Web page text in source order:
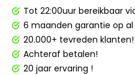
Tot 22:00uur bereikbaar
6 maanden garantie op al
20.000+ tevreden klanten!
Achteraf betalen!
20 jaar ervaring !